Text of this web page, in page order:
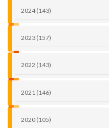
2024 (143)
2023 (157)
2022 (143)
2021 (146)
2020 (105)